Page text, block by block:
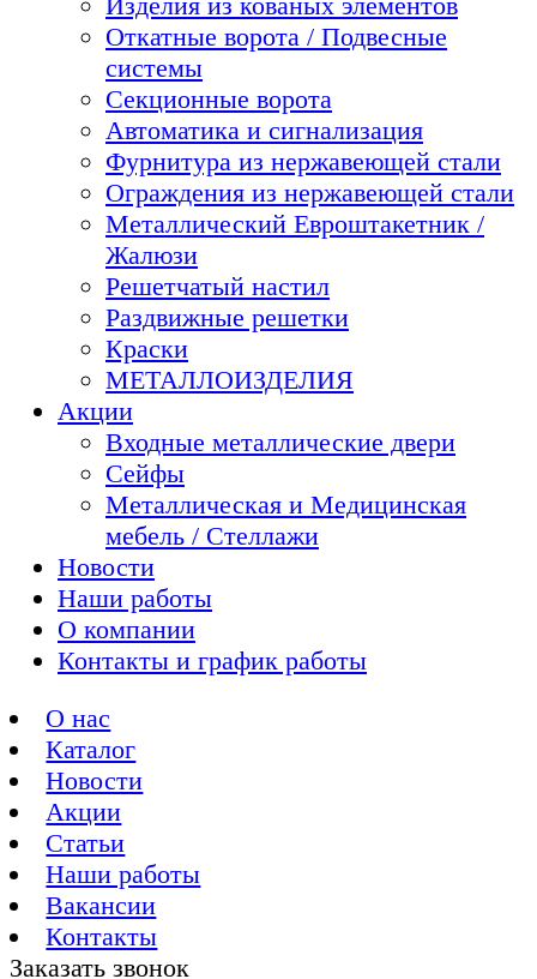
Откатные ворота / Подвесные
системы
Секционные ворота
Автоматика и сигнализация
Фурнитура из нержавеющей стали
Ограждения из нержавеющей стали
Металлический Евроштакетник /
Жалюзи
Решетчатый настил
Раздвижные решетки
Краски
МЕТАЛЛОИЗДЕЛИЯ
Акции
Входные металлические двери
Сейфы
Металлическая и Медицинская
мебель / Стеллажи
Новости
Наши работы
О компании
Контакты и график работы
О нас
Каталог
Новости
Акции
Статьи
Наши работы
Вакансии
Контакты
Заказать звонок